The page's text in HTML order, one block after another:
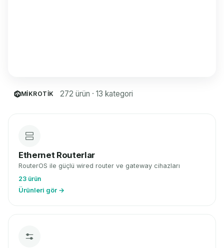
MIKROTIK 272 ürün · 13 kategori
Ethernet Routerlar
RouterOS ile güçlü wired router ve gateway cihazları
23 ürün
Ürünleri gör →